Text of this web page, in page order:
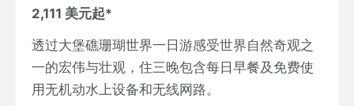
2,111 美元起*
透过大堡礁珊瑚世界一日游感受世界自然奇观之
一的宏伟与壮观，住三晚包含每日早餐及免费使
用无机动水上设备和无线网路。